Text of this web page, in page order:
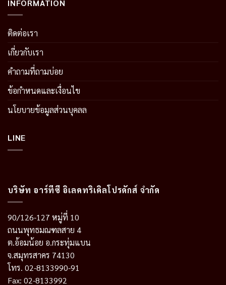
INFORMATION
ติดต่อเรา
เกี่ยวกับเรา
คำถามที่ถามบ่อย
ข้อกำหนดและเงื่อนไข
นโยบายข้อมูลส่วนบุคลล
LINE
บริษัท อาร์ทีซี อิเลคทริเคิลโปรดักส์ จำกัด
90/126-127 หมู่ที่ 10
ถนนพุทธมณฑลสาย 4
ต.อ้อมน้อย อ.กระทุ่มแบน
จ.สมุทรสาคร 74130
โทร. 02-8133990-91
Fax: 02-8133992